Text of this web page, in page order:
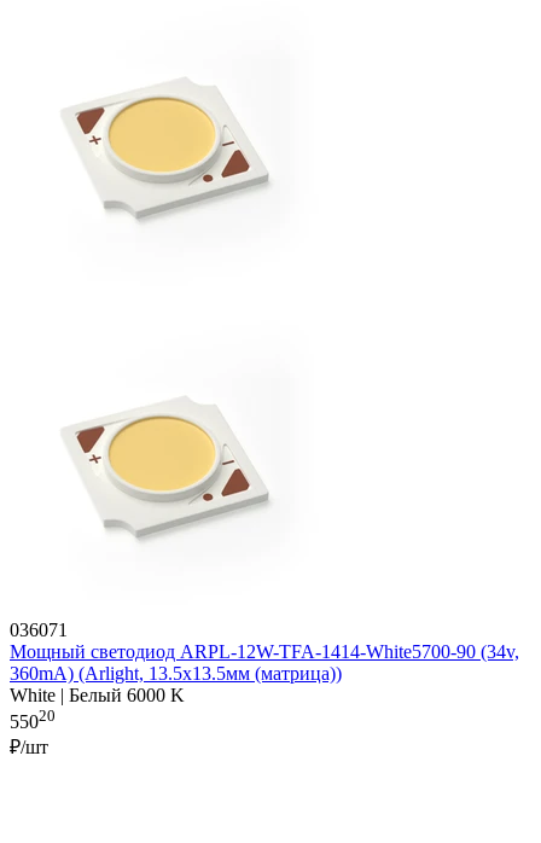
036071
Мощный светодиод ARPL-12W-TFA-1414-White5700-90 (34v,
360mA) (Arlight, 13.5х13.5мм (матрица))
White | Белый 6000 K
55020
₽/шт